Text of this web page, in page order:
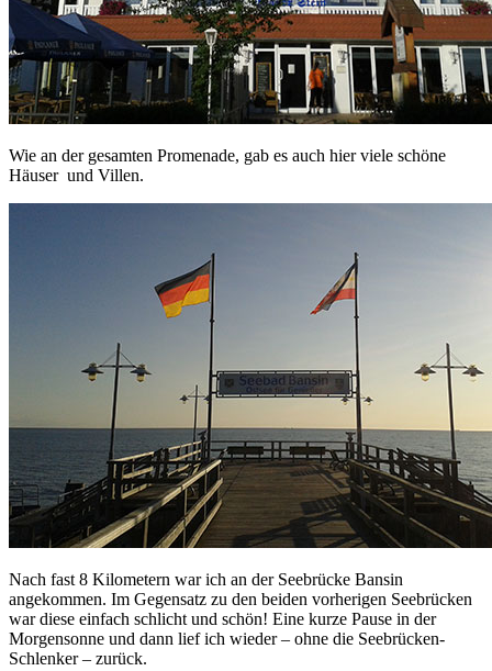
Wie an der gesamten Promenade, gab es auch hier viele schöne
Häuser und Villen.
Nach fast 8 Kilometern war ich an der Seebrücke Bansin
angekommen. Im Gegensatz zu den beiden vorherigen Seebrücken
war diese einfach schlicht und schön! Eine kurze Pause in der
Morgensonne und dann lief ich wieder – ohne die Seebrücken-
Schlenker – zurück.